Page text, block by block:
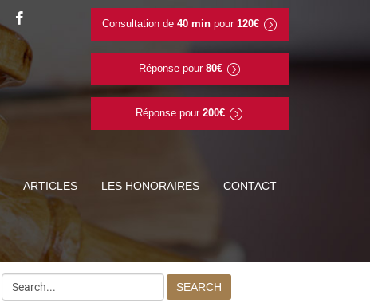
Consultation de 40 minpour 120€
Réponse pour 80€
Réponse pour 200€
ARTICLES LES HONORAIRES CONTACT
SEARCH